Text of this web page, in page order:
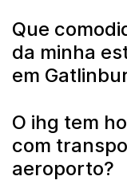
Que
da minha
em
O ihg tem
com
aeroporto?